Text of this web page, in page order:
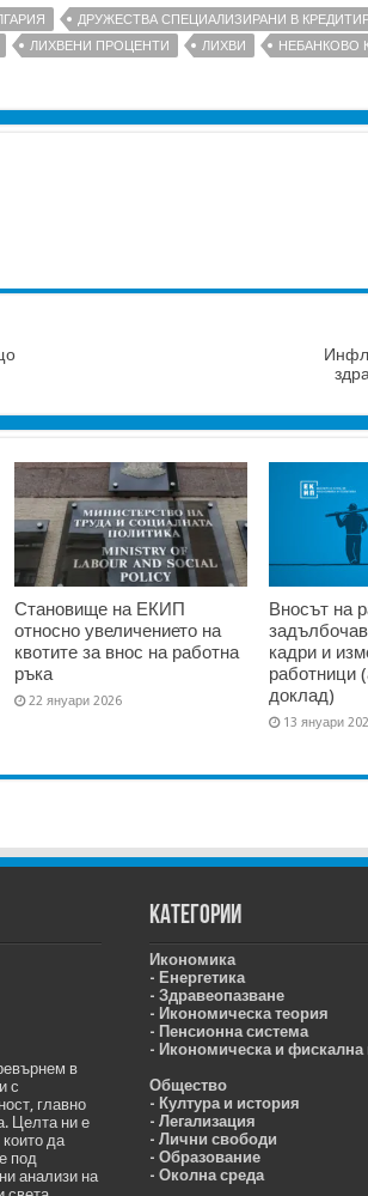
ДРУЖЕСТВА СПЕЦИАЛИЗИРАНИ В
ЛИХВЕНИ ПРОЦЕНТИ ЛИХВИ НЕБАНКОВО
Становище на ЕКИП
относно увеличението на
квотите за внос на работна
ръка
22 януари 2026
Вносът на
кадри и
работници
доклад)
13 януари
в
с
главно
Целта ни е
да
под
анализи на
Категории
Икономика
- Енергетика
- Здравеопазване
- Икономическа теория
- Пенсионна система
- Икономическа и фискална
Общество
- Култура и история
- Легализация
- Лични свободи
- Образование
- Околна среда